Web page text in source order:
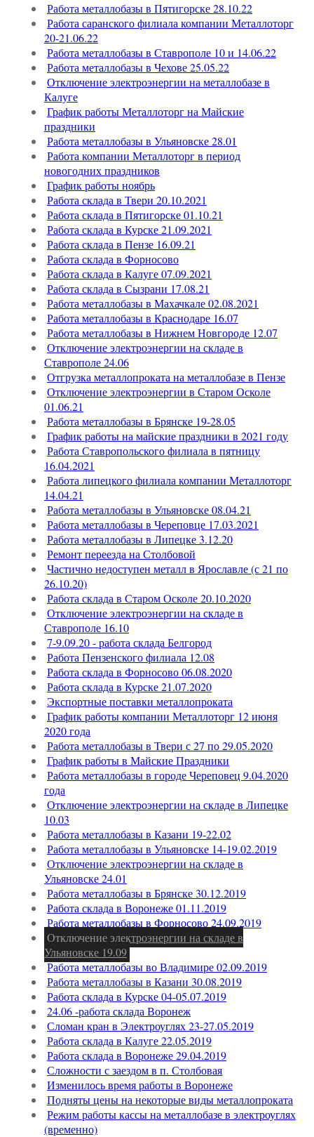
Работа металлобазы в Пятигорске 28.10.22
Работа саранского филиала компании Металлоторг
20-21.06.22
Работа металлобазы в Ставрополе 10 и 14.06.22
Работа металлобазы в Чехове 25.05.22
Отключение электроэнергии на металлобазе в
Калуге
График работы Металлоторг на Майские
праздники
Работа металлобазы в Ульяновске 28.01
Работа компании Металлоторг в период
новогодних праздников
График работы ноябрь
Работа склада в Твери 20.10.2021
Работа склада в Пятигорске 01.10.21
Работа склада в Курске 21.09.2021
Работа склада в Пензе 16.09.21
Работа склада в Форносово
Работа склада в Калуге 07.09.2021
Работа склада в Сызрани 17.08.21
Работа металлобазы в Махачкале 02.08.2021
Работа металлобазы в Краснодаре 16.07
Работа металлобазы в Нижнем Новгороде 12.07
Отключение электроэнергии на складе в
Ставрополе 24.06
Отгрузка металлопроката на металлобазе в Пензе
Отключение электроэнергии в Старом Осколе
01.06.21
Работа металлобазы в Брянске 19-28.05
График работы на майские праздники в 2021 году
Работа Ставропольского филиала в пятницу
16.04.2021
Работа липецкого филиала компании Металлоторг
14.04.21
Работа металлобазы в Ульяновске 08.04.21
Работа металлобазы в Череповце 17.03.2021
Работа металлобазы в Липецке 3.12.20
Ремонт переезда на Столбовой
Частично недоступен металл в Ярославле (с 21 по
26.10.20)
Работа склада в Старом Осколе 20.10.2020
Отключение электроэнергии на складе в
Ставрополе 16.10
7-9.09.20 - работа склада Белгород
Работа Пензенского филиала 12.08
Работа склада в Форносово 06.08.2020
Работа склада в Курске 21.07.2020
Экспортные поставки металлопроката
График работы компании Металлоторг 12 июня
2020 года
Работа металлобазы в Твери с 27 по 29.05.2020
График работы в Майские Праздники
Работа металлобазы в городе Череповец 9.04.2020
года
Отключение электроэнергии на складе в Липецке
10.03
Работа металлобазы в Казани 19-22.02
Работа металлобазы в Ульяновске 14-19.02.2019
Отключение электроэнергии на складе в
Ульяновске 24.01
Работа металлобазы в Брянске 30.12.2019
Работа склада в Воронеже 01.11.2019
Работа металлобазы в Форносово 24.09.2019
Отключение электроэнергии на складе в
Ульяновске 19.09
Работа металлобазы во Владимире 02.09.2019
Работа металлобазы в Казани 30.08.2019
Работа склада в Курске 04-05.07.2019
24.06 -работа склада Воронеж
Сломан кран в Электроуглях 23-27.05.2019
Работа склада в Калуге 22.05.2019
Работа склада в Воронеже 29.04.2019
Сложности с заездом в п. Столбовая
Изменилось время работы в Воронеже
Подняты цены на некоторые виды металлопроката
Режим работы кассы на металлобазе в электроуглях
(временно)